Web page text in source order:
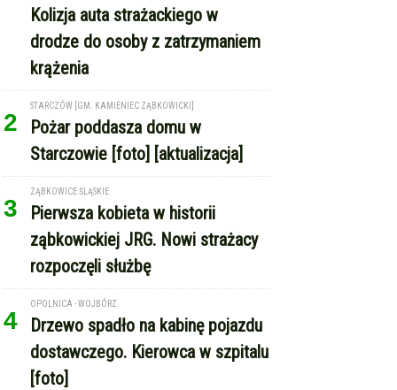
Kolizja auta strażackiego w
drodze do osoby z zatrzymaniem
krążenia
2
STARCZÓW [GM. KAMIENIEC ZĄBKOWICKI]
Pożar poddasza domu w
Starczowie [foto] [aktualizacja]
3
ZĄBKOWICE ŚLĄSKIE
Pierwsza kobieta w historii
ząbkowickiej JRG. Nowi strażacy
rozpoczęli służbę
4
OPOLNICA - WOJBÓRZ
Drzewo spadło na kabinę pojazdu
dostawczego. Kierowca w szpitalu
[foto]